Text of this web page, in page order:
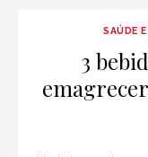
SAÚDE
3